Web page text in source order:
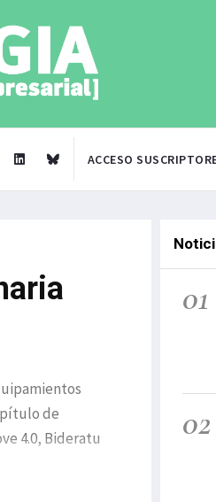
ACCESO
de
4.0, Bideratu
01
02